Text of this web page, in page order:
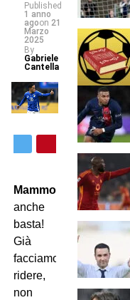
Published
1 anno
agoon 21
Marzo
2025
By
Gabriele
Cantella
Mammolo
anche
basta!
Già
facciamo
ridere,
non